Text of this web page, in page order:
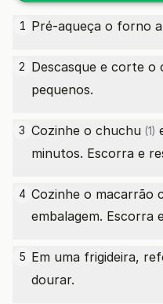
1 Pré-aqueça o forno a
2 Descasque e corte o
pequenos.
3 Cozinhe o chuchu (1)
minutos. Escorra e
4 Cozinhe o macarrão
embalagem. Escorra
5 Em uma frigideira,
dourar.